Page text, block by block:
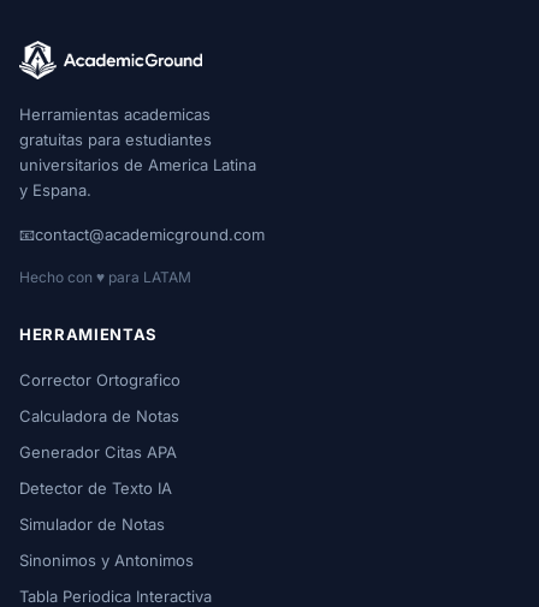
Herramientas academicas
gratuitas para estudiantes
universitarios de America Latina
y Espana.
📧contact@academicground.com
Hecho con ♥ para LATAM
HERRAMIENTAS
Corrector Ortografico
Calculadora de Notas
Generador Citas APA
Detector de Texto IA
Simulador de Notas
Sinonimos y Antonimos
Tabla Periodica Interactiva